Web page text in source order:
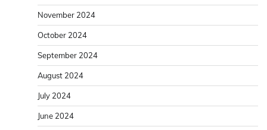
November 2024
October 2024
September 2024
August 2024
July 2024
June 2024